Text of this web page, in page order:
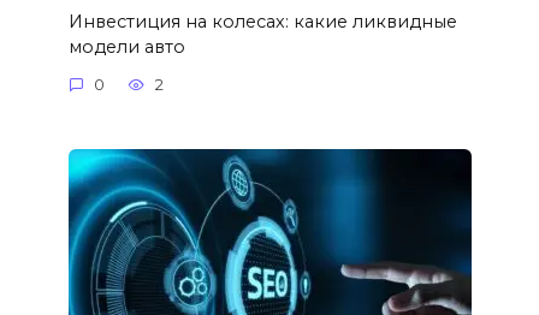
Инвестиция на колесах: какие ликвидные
модели авто
0 2